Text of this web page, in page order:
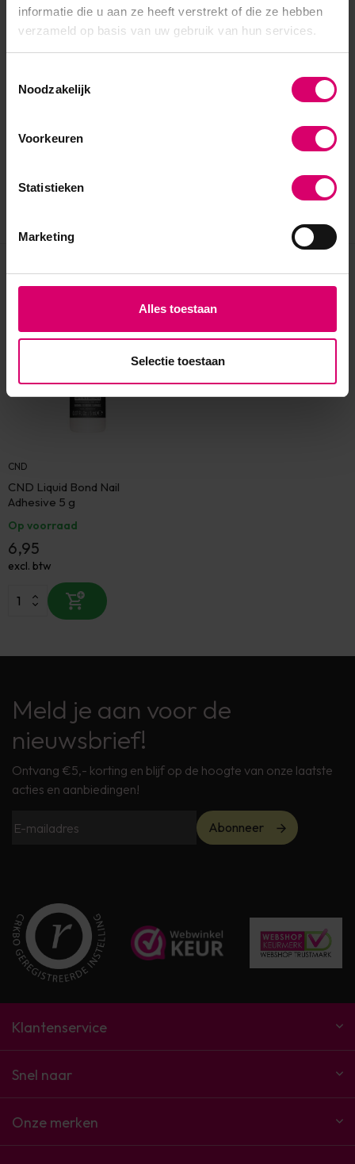
informatie die u aan ze heeft verstrekt of die ze hebben
verzameld op basis van uw gebruik van hun services.
Noodzakelijk
Voorkeuren
Statistieken
Marketing
Alles toestaan
Selectie toestaan
Eerder bekeken
CND
CND Liquid Bond Nail
Adhesive 5 g
Op voorraad
6,95
excl. btw
Meld je aan voor de
nieuwsbrief!
Ontvang €5,- korting en blijf op de hoogte van onze laatste
acties en aanbiedingen!
Abonneer
Klantenservice
Snel naar
Onze merken